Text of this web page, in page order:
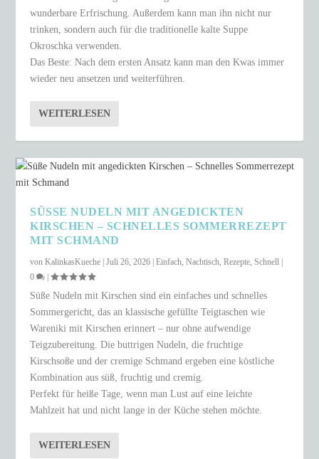
wunderbare Erfrischung. Außerdem kann man ihn nicht nur
trinken, sondern auch für die traditionelle kalte Suppe
Okroschka verwenden.
Das Beste: Nach dem ersten Ansatz kann man den Kwas immer
wieder neu ansetzen und weiterführen.
WEITERLESEN
SÜSSE NUDELN MIT ANGEDICKTEN K
IRSCHEN – SCHNELLES SOMMERREZEPT M
IT SCHMAND
vonKalinkasKueche |Juli 26, 2026 |Einfach,Nachtisch,Rezepte,Schnell
0
|
Süße Nudeln mit Kirschen sind ein einfaches und schnelles
Sommergericht, das an klassische gefüllte Teigtaschen wie
Wareniki mit Kirschen erinnert – nur ohne aufwendige
Teigzubereitung. Die buttrigen Nudeln, die fruchtige
Kirschsoße und der cremige Schmand ergeben eine köstliche
Kombination aus süß, fruchtig und cremig.
Perfekt für heiße Tage, wenn man Lust auf eine leichte
Mahlzeit hat und nicht lange in der Küche stehen möchte.
WEITERLESEN